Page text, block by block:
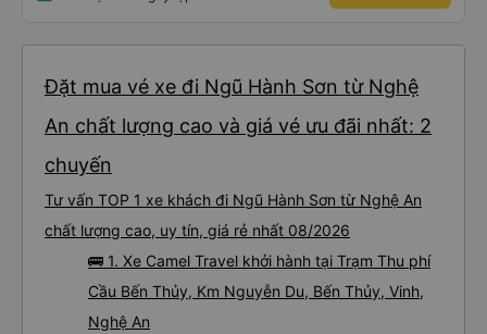
Đặt mua vé xe đi Ngũ Hành Sơn từ Nghệ
An chất lượng cao và giá vé ưu đãi nhất: 2
chuyến
Tư vấn TOP 1 xe khách đi Ngũ Hành Sơn từ Nghệ An
chất lượng cao, uy tín, giá rẻ nhất 08/2026
🚌 1. Xe Camel Travel khởi hành tại Trạm Thu phí
Cầu Bến Thủy, Km Nguyễn Du, Bến Thủy, Vinh,
Nghệ An